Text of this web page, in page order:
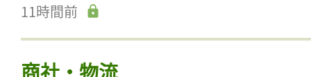
11時間前
商社・物流